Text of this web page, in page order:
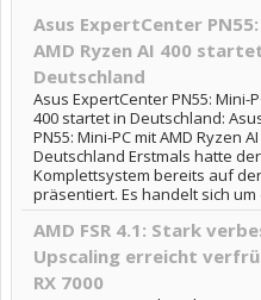
Asus ExpertCenter
AMD Ryzen AI 400
Deutschland
Asus ExpertCenter PN55: Mini-
400 startet in Deutschland:
PN55: Mini-PC mit AMD Ryzen
Deutschland Erstmals hatte
Komplettsystem bereits auf der
präsentiert. Es handelt sich um
AMD FSR 4.1: Stark
Upscaling erreicht
RX 7000